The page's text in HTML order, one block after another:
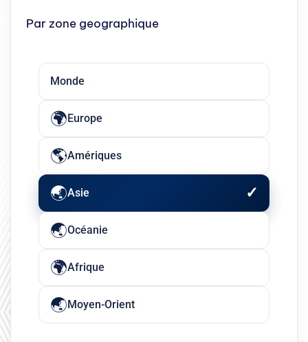
Par zone geographique
Monde
Europe
Amériques
Asie
Océanie
Afrique
Moyen-Orient